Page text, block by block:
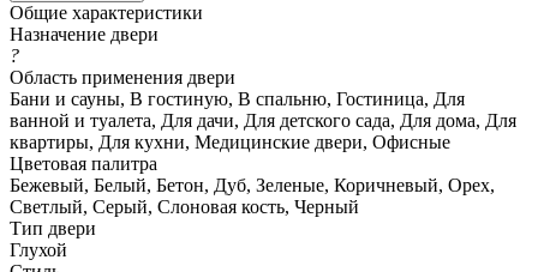
Общие характеристики
Назначение двери
?
Область применения двери
Бани и сауны, В гостиную, В спальню, Гостиница, Для
ванной и туалета, Для дачи, Для детского сада, Для дома, Для
квартиры, Для кухни, Медицинские двери, Офисные
Цветовая палитра
Бежевый, Белый, Бетон, Дуб, Зеленые, Коричневый, Орех,
Светлый, Серый, Слоновая кость, Черный
Тип двери
Глухой